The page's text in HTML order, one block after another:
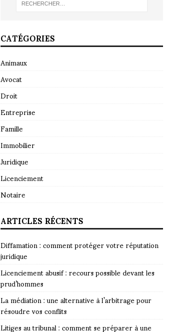
CATÉGORIES
Animaux
Avocat
Droit
Entreprise
Famille
Immobilier
Juridique
Licenciement
Notaire
ARTICLES RÉCENTS
Diffamation : comment protéger votre réputation
juridique
Licenciement abusif : recours possible devant les
prud’hommes
La médiation : une alternative à l’arbitrage pour
résoudre vos conflits
Litiges au tribunal : comment se préparer à une